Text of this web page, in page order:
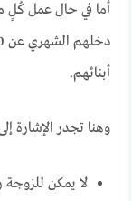
أما في حال عمل كُلٍ
أبنائهم.
وهنا تجدر الإشارة
لا يمكن للزوجة